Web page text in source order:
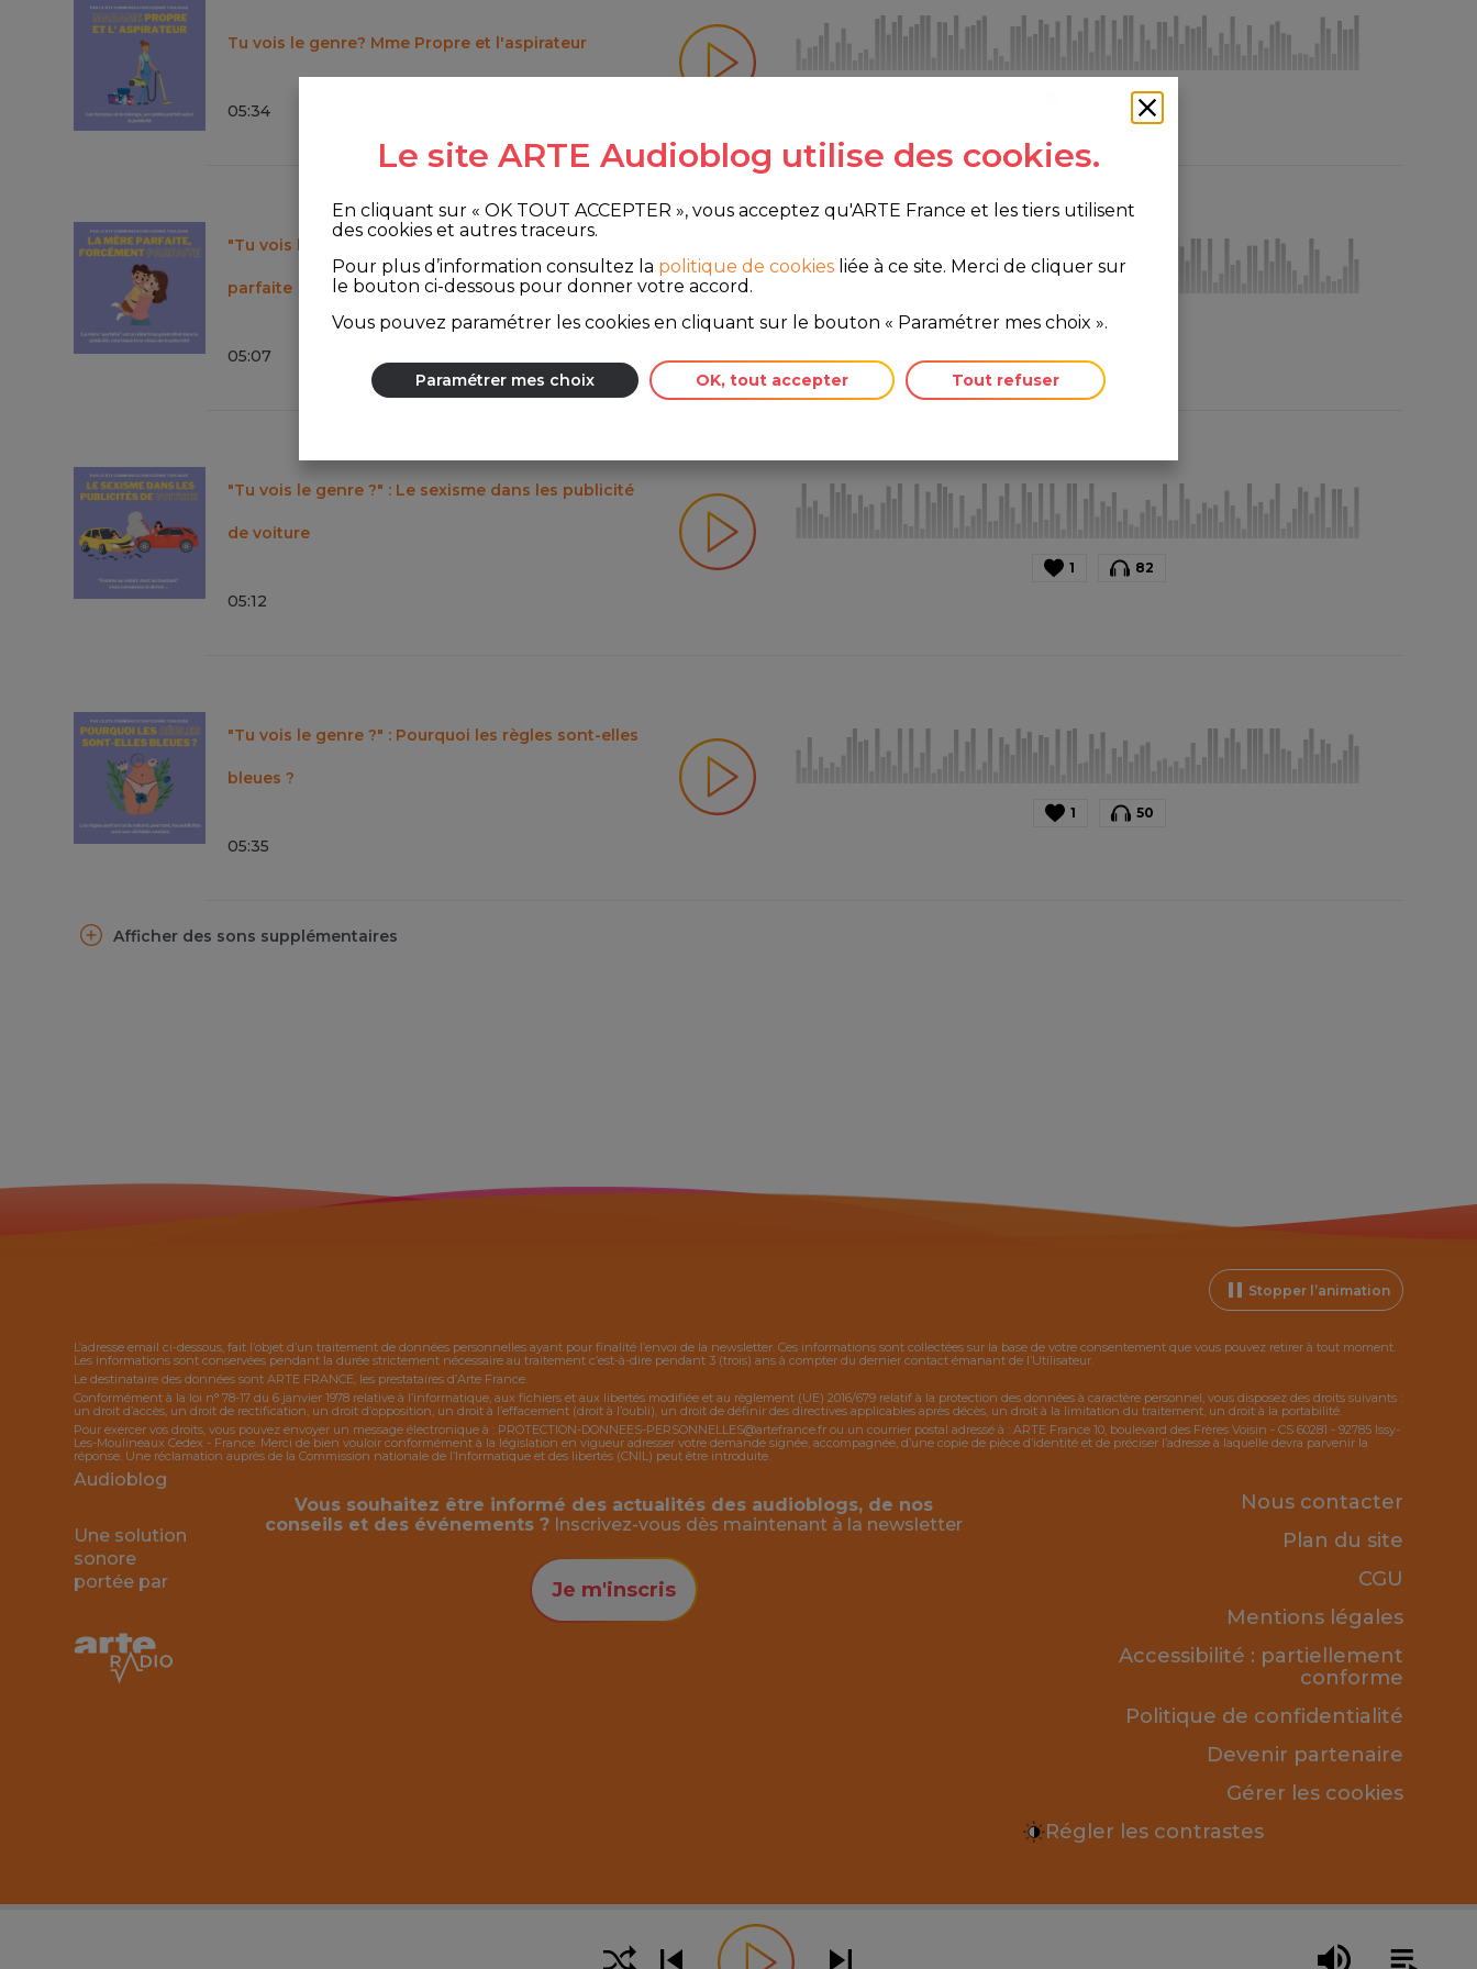
Tu vois le genre? Mme Propre et l'aspirateur
05:34
38
"Tu vois le genre?" : La mère parfaite, forcément
parfaite
05:07
0
"Tu vois le genre ?" : Le sexisme dans les publicité
de voiture
05:12
1 82
"Tu vois le genre ?" : Pourquoi les règles sont-elles
bleues ?
05:35
1 50
Afficher des sons supplémentaires
Stopper l’animation
L’adresse email ci-dessous, fait l’objet d’un traitement de données personnelles ayant pour finalité l’envoi de la newsletter. Ces informations sont collectées sur la base de votre consentement que vous pouvez retirer à tout moment.
Les informations sont conservées pendant la durée strictement nécessaire au traitement c’est-à-dire pendant 3 (trois) ans à compter du dernier contact émanant de l’Utilisateur.
Le destinataire des données sont ARTE FRANCE, les prestataires d’Arte France.
Conformément à la loi n° 78-17 du 6 janvier 1978 relative à l’informatique, aux fichiers et aux libertés modifiée et au règlement (UE) 2016/679 relatif à la protection des données à caractère personnel, vous disposez des droits suivants :
un droit d’accès, un droit de rectification, un droit d’opposition, un droit à l’effacement (droit à l’oubli), un droit de définir des directives applicables après décès, un droit à la limitation du traitement, un droit à la portabilité.
Pour exercer vos droits, vous pouvez envoyer un message électronique à : PROTECTION-DONNEES-PERSONNELLES@artefrance.fr ou un courrier postal adressé à : ARTE France 10, boulevard des Frères Voisin - CS 60281 - 92785 Issy-
Les-Moulineaux Cedex - France. Merci de bien vouloir conformément à la législation en vigueur adresser votre demande signée, accompagnée, d’une copie de pièce d’identité et de préciser l’adresse à laquelle devra parvenir la
réponse. Une réclamation auprès de la Commission nationale de l’Informatique et des libertés (CNIL) peut être introduite.
Audioblog
Une solution
sonore
portée par
Vous souhaitez être informé des actualités des audioblogs, de nos
conseils et des événements ? Inscrivez-vous dès maintenant à la newsletter
Je m'inscris
Nous contacter
Plan du site
CGU
Mentions légales
Accessibilité : partiellement
conforme
Politique de confidentialité
Devenir partenaire
Gérer les cookies
Régler les contrastes
Utilisez les
Le site ARTE Audioblog utilise des cookies.
En cliquant sur « OK TOUT ACCEPTER », vous acceptez qu'ARTE France et les tiers utilisent
des cookies et autres traceurs.
Pour plus d’information consultez la politique de cookies liée à ce site. Merci de cliquer sur
le bouton ci-dessous pour donner votre accord.
Vous pouvez paramétrer les cookies en cliquant sur le bouton « Paramétrer mes choix ».
Paramétrer mes choix OK, tout accepter Tout refuser